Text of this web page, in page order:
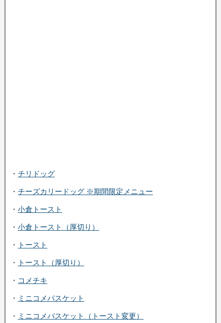
・ チリドッグ
・ チーズカリードッグ ※期間限定メニュー
・ 小倉トースト
・ 小倉トースト（厚切り）
・ トースト
・ トースト（厚切り）
・ コメチキ
・ ミニコメバスケット
・ ミニコメバスケット（トースト変更）